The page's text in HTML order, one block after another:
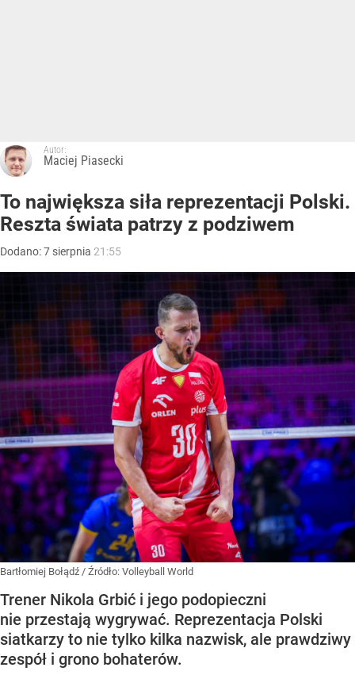
Autor:
Maciej Piasecki
To największa siła reprezentacji Polski.
Reszta świata patrzy z podziwem
Dodano:7 sierpnia 21:55
Bartłomiej Bołądź / Źródło: Volleyball World
Trener Nikola Grbić i jego podopieczni
nie przestają wygrywać. Reprezentacja Polski
siatkarzy to nie tylko kilka nazwisk, ale prawdziwy
zespół i grono bohaterów.